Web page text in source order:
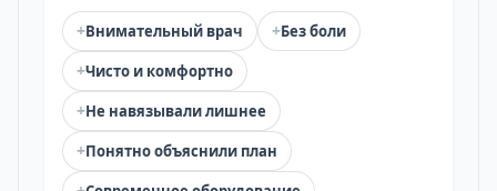
+Внимательный врач +Без боли
+Чисто и комфортно
+Не навязывали лишнее
+Понятно объяснили план